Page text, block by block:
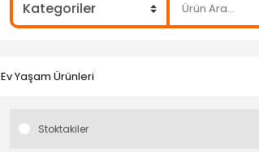
Ev Yaşam Ürünleri
Stoktakiler